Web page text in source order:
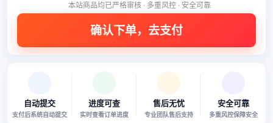
本站商品均已严格审核 · 多重风控 · 安全可靠
自动提交
支付后系统自动提交
进度可查
实时查看订单进度
售后无忧
专业团队售后支持
安全可靠
多重风控保障安全